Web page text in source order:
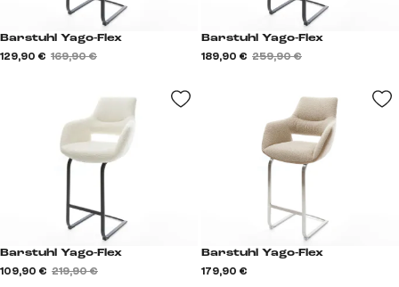
Barstuhl Yago-Flex
129,90 € 169,90 €
Barstuhl Yago-Flex
189,90 € 259,90 €
Barstuhl Yago-Flex
109,90 € 219,90 €
Barstuhl Yago-Flex
179,90 €